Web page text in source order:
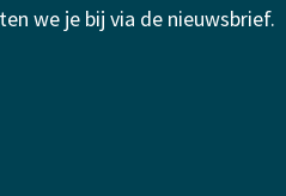
we je bij via de nieuwsbrief.